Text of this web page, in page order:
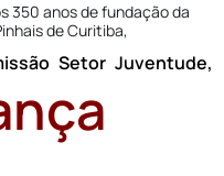
350 anos de fundação da
de Curitiba,
Setor Juventude,